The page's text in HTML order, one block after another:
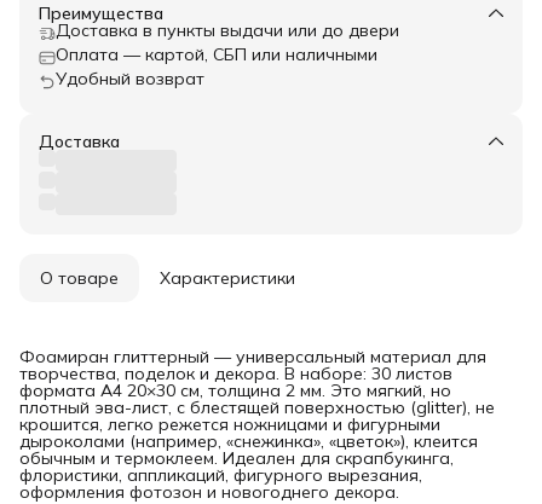
Преимущества
Доставка в пункты выдачи или до двери
Оплата — картой, СБП или наличными
Удобный возврат
Доставка
О товаре Характеристики
Фоамиран глиттерный — универсальный материал для
творчества, поделок и декора. В наборе: 30 листов
формата А4 20×30 см, толщина 2 мм. Это мягкий, но
плотный эва-лист, с блестящей поверхностью (glitter), не
крошится, легко режется ножницами и фигурными
дыроколами (например, «снежинка», «цветок»), клеится
обычным и термоклеем. Идеален для скрапбукинга,
флористики, аппликаций, фигурного вырезания,
оформления фотозон и новогоднего декора.